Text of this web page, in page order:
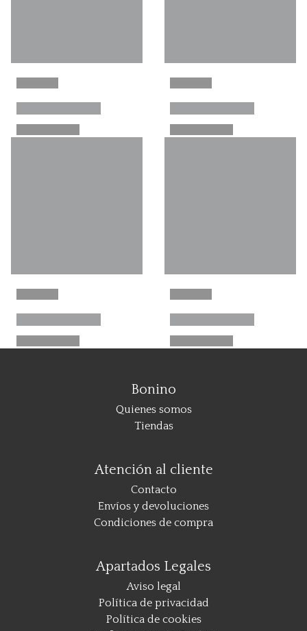
Bonino
Quienes somos
Tiendas
Atención al cliente
Contacto
Envíos y devoluciones
Condiciones de compra
Apartados Legales
Aviso legal
Política de privacidad
Política de cookies